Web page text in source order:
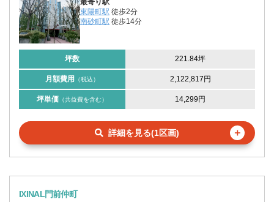
最寄り駅
東陽町駅 徒歩2分
南砂町駅 徒歩14分
坪数 221.84坪
月額費用 （税込） 2,122,817円
坪単価 （共益費を含む） 14,299円
詳細を見る(1区画) ＋
IXINAL門前仲町